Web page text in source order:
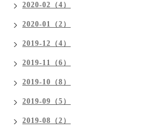
2020-02（4）
2020-01（2）
2019-12（4）
2019-11（6）
2019-10（8）
2019-09（5）
2019-08（2）